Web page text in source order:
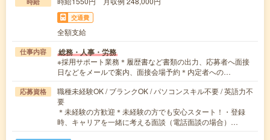
交通費
全額支給
仕事内容 総務・人事・労務
※採用サポート業務＊履歴書など書類の出力、応募者へ面接
日などをメールで案内、面接会場予約＊内定者への…
応募資格
職種未経験OK / ブランクOK / パソコンスキル不要 / 英語力不
要
＊未経験の方歓迎＊未経験の方でも安心スタート！・登録
時、キャリアを一緒に考える面談（電話面談の場合）…